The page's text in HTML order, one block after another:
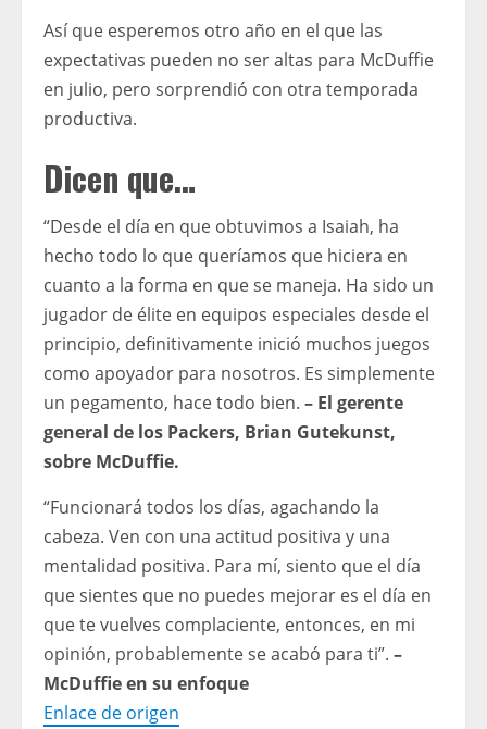
Así que esperemos otro año en el que las
expectativas pueden no ser altas para McDuffie
en julio, pero sorprendió con otra temporada
productiva.
Dicen que…
“Desde el día en que obtuvimos a Isaiah, ha
hecho todo lo que queríamos que hiciera en
cuanto a la forma en que se maneja. Ha sido un
jugador de élite en equipos especiales desde el
principio, definitivamente inició muchos juegos
como apoyador para nosotros. Es simplemente
un pegamento, hace todo bien. – El gerente
general de los Packers, Brian Gutekunst,
sobre McDuffie.
“Funcionará todos los días, agachando la
cabeza. Ven con una actitud positiva y una
mentalidad positiva. Para mí, siento que el día
que sientes que no puedes mejorar es el día en
que te vuelves complaciente, entonces, en mi
opinión, probablemente se acabó para ti”. –
McDuffie en su enfoque
Enlace de origen